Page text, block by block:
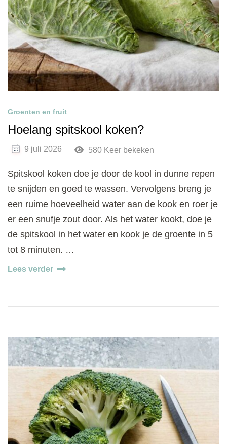
Groenten en fruit
Hoelang spitskool koken?
9 juli 2026 580 Keer bekeken
Spitskool koken doe je door de kool in dunne repen
te snijden en goed te wassen. Vervolgens breng je
een ruime hoeveelheid water aan de kook en roer je
er een snufje zout door. Als het water kookt, doe je
de spitskool in het water en kook je de groente in 5
tot 8 minuten. …
Lees verder